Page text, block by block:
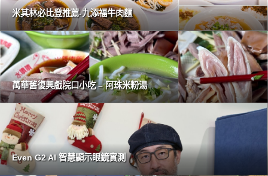
米其林必比登推薦-九添福牛肉麵
萬華舊復興戲院口小吃 – 阿珠米粉湯
Even G2 AI 智慧顯示眼鏡實測